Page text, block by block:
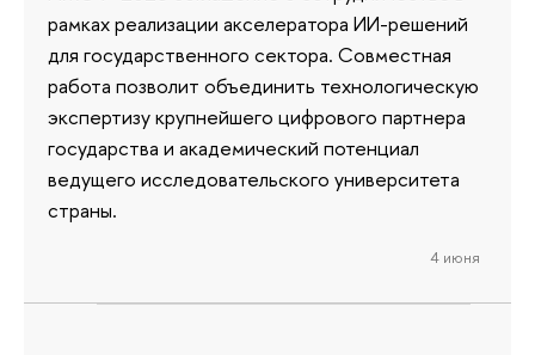
рамках реализации акселератора ИИ-решений
для государственного сектора. Совместная
работа позволит объединить технологическую
экспертизу крупнейшего цифрового партнера
государства и академический потенциал
ведущего исследовательского университета
страны.
4 июня